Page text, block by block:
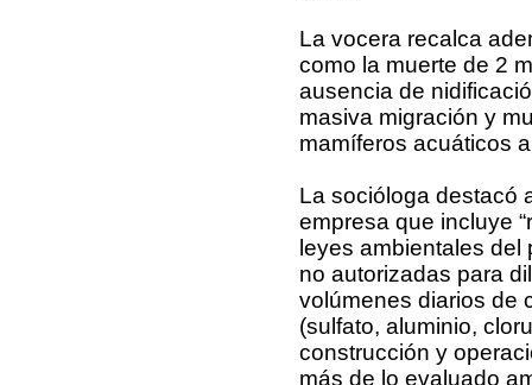
La vocera recalca
como la muerte de 2
ausencia de
masiva migración y
mamíferos acuáticos
La socióloga destacó
empresa que incluye
leyes ambientales del
no autorizadas para
volúmenes diarios de
(sulfato, aluminio,
construcción y
más de lo evaluado